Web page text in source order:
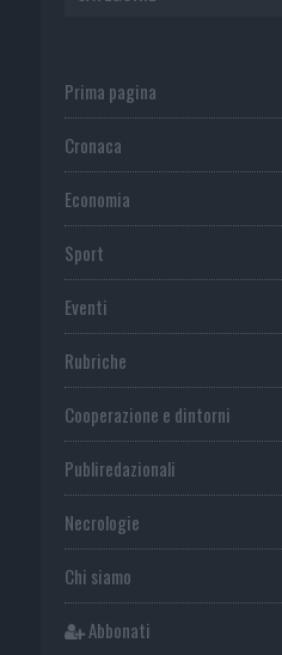
Prima pagina
Cronaca
Economia
Sport
Eventi
Rubriche
Cooperazione e dintorni
Publiredazionali
Necrologie
Chi siamo
Abbonati